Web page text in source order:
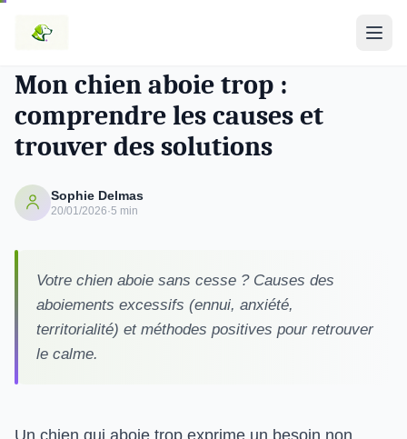
ÉDUCATION & COMPORTEMENT
Mon chien aboie trop :
comprendre les causes et
trouver des solutions
Sophie Delmas
20/01/2026·5 min
Votre chien aboie sans cesse ? Causes des
aboiements excessifs (ennui, anxiété,
territorialité) et méthodes positives pour retrouver
le calme.
Un chien qui aboie trop exprime un besoin non